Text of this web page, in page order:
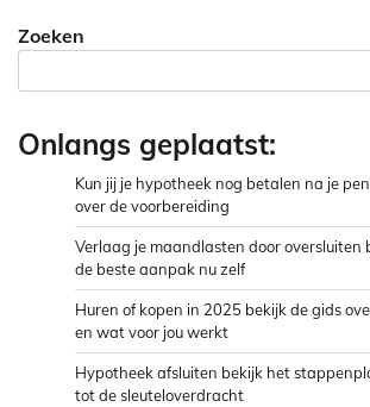
Zoeken
Onlangs geplaatst:
Kun jij je hypotheek nog betalen na je
over de voorbereiding
Verlaag je maandlasten door oversluiten
de beste aanpak nu zelf
Huren of kopen in 2025 bekijk de gids
en wat voor jou werkt
Hypotheek afsluiten bekijk het
tot de sleuteloverdracht